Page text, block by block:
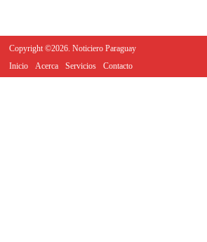
Copyright ©2026. Noticiero Paraguay
Inicio
Acerca Servicios Contacto